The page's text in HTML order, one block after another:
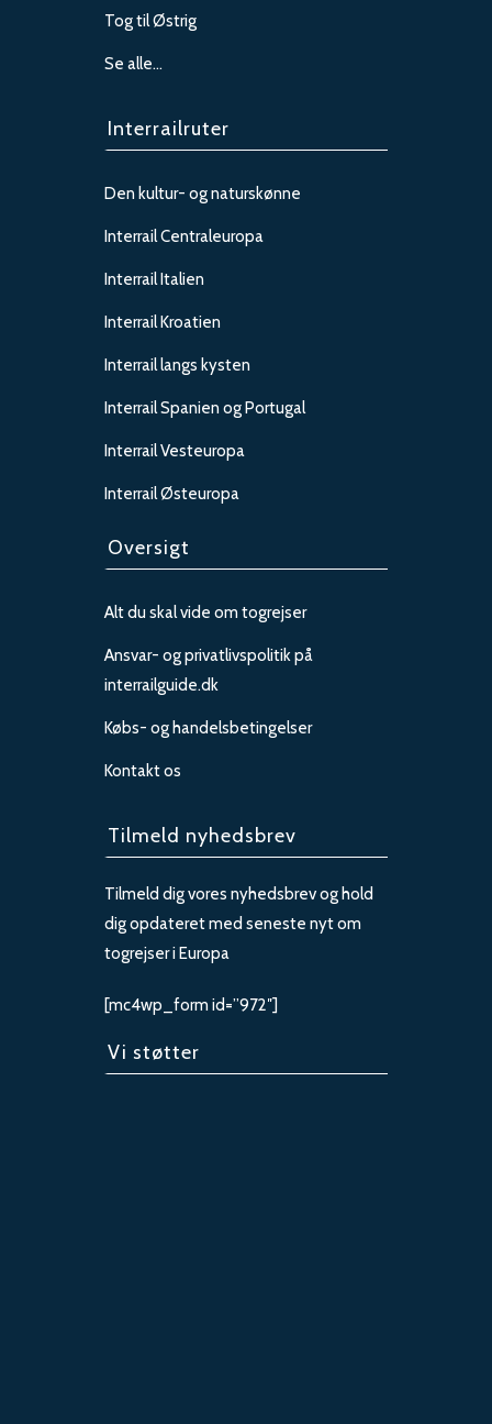
Tog til Østrig
Se alle…
Interrailruter
Den kultur- og naturskønne
Interrail Centraleuropa
Interrail Italien
Interrail Kroatien
Interrail langs kysten
Interrail Spanien og Portugal
Interrail Vesteuropa
Interrail Østeuropa
Oversigt
Alt du skal vide om togrejser
Ansvar- og privatlivspolitik på
interrailguide.dk
Købs- og handelsbetingelser
Kontakt os
Tilmeld nyhedsbrev
Tilmeld dig vores nyhedsbrev og hold
dig opdateret med seneste nyt om
togrejser i Europa
[mc4wp_form id=”972″]
Vi støtter